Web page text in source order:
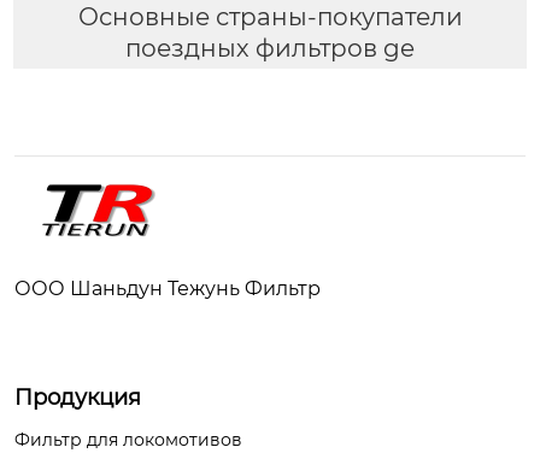
Основные страны-покупатели
поездных фильтров ge
ООО Шаньдун Тежунь Фильтр
Продукция
Фильтр для локомотивов